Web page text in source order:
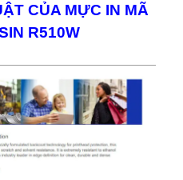
CỦA MỰC IN MÃ
R510W